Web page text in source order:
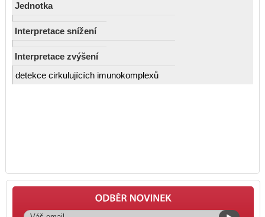
Jednotka
Interpretace snížení
Interpretace zvýšení
detekce cirkulujících imunokomplexů